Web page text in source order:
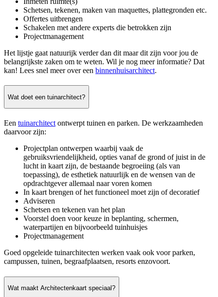
Schetsen, tekenen, maken van maquettes, plattegronden etc.
Offertes uitbrengen
Schakelen met andere experts die betrokken zijn
Projectmanagement
Het lijstje gaat natuurijk verder dan dit maar dit zijn voor jou de
belangrijkste zaken om te weten. Wil je nog meer informatie? Dat
kan! Lees snel meer over een binnenhuisarchitect.
Wat doet een tuinarchitect?
Een tuinarchitect ontwerpt tuinen en parken. De werkzaamheden
daarvoor zijn:
Projectplan ontwerpen waarbij vaak de
gebruiksvriendelijkheid, opties vanaf de grond of juist in de
lucht in kaart zijn, de bestaande begroeiing (als van
toepassing), de esthetiek natuurlijk en de wensen van de
opdrachtgever allemaal naar voren komen
In kaart brengen of het functioneel moet zijn of decoratief
Adviseren
Schetsen en tekenen van het plan
Voorstel doen voor keuze in beplanting, schermen,
waterpartijen en bijvoorbeeld tuinhuisjes
Projectmanagement
Goed opgeleide tuinarchitecten werken vaak ook voor parken,
campussen, tuinen, begraafplaatsen, resorts enzovoort.
Wat maakt Architectenkaart speciaal?